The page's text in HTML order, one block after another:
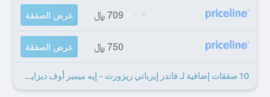
709 ﷼ عرض الصفقة
750 ﷼ عرض الصفقة
10 صفقات إضافية لـ فاندر إيرباني ريزورت - إيه ميمبر أوف ديزاين هوتلز